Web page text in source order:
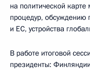
на политической
процедур, обсуждению
и ЕС, устройства
В работе итоговой
президенты: